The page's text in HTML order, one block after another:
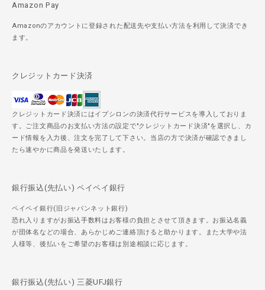
Amazon Pay
Amazonのアカウントに登録された配送先や支払い方法を利用して決済でき
ます。
クレジットカード決済
クレジットカード決済にはイプシロンの決済代行サービスを導入しておりま
す。ご注文商品のお支払い方法の設定で"クレジットカード決済"を選択し、カ
ード情報を入力後、注文を完了して下さい。当店の方で決済が確認できまし
たら速やかに商品を発送いたします。
銀行振込(先払い) ペイペイ銀行
ペイペイ銀行(旧ジャパンネット銀行)
恐れ入りますがお振込手数料はお客様の負担とさせて頂きます。お振込名義
が団体名などの場合、あらかじめご連絡頂けると助かります。また大学や法
人様等、後払いをご希望のお客様は別途相談に応じます。
銀行振込(先払い) 三菱UFJ銀行